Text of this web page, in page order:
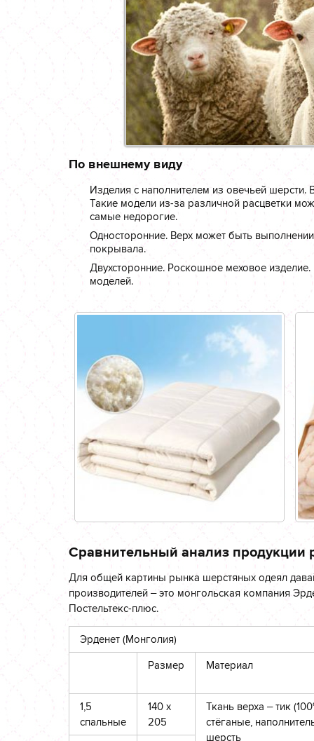
По внешнему виду
Изделия с наполнителем из овечьей шерсти.
Такие модели из-за различной расцветки
самые недорогие.
Односторонние. Верх может быть
покрывала.
Двухсторонние. Роскошное меховое
моделей.
Сравнительный анализ продукции
Для общей картины рынка шерстяных одеял
производителей – это монгольская компания
Постельтекс-плюс.
Эрденет (Монголия)
Размер Материал
1,5
спальные
140 х
205
Ткань верха – тик
стёганые,
шерсть